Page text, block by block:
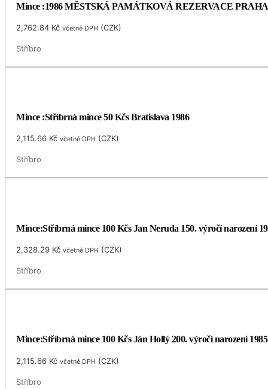
Mince :1986 MĚSTSKÁ PAMÁTKOVÁ REZERVACE PRAHA
2,762.84 Kč včetně DPH (CZK)
Stříbro
Mince :Stříbrná mince 50 Kčs Bratislava 1986
2,115.66 Kč včetně DPH (CZK)
Stříbro
Mince:Stříbrná mince 100 Kčs Jan Neruda 150. výročí narození
2,328.29 Kč včetně DPH (CZK)
Stříbro
Mince:Stříbrná mince 100 Kčs Ján Hollý 200. výročí narození 1985
2,115.66 Kč včetně DPH (CZK)
Stříbro